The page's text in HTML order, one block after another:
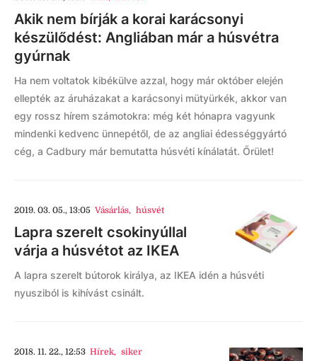
Akik nem bírják a korai karácsonyi
készülődést: Angliában már a húsvétra
gyúrnak
Ha nem voltatok kibékülve azzal, hogy már október elején
ellepték az áruházakat a karácsonyi mütyürkék, akkor van
egy rossz hírem számotokra: még két hónapra vagyunk
mindenki kedvenc ünnepétől, de az angliai édességgyártó
cég, a Cadbury már bemutatta húsvéti kínálatát. Őrület!
2019. 03. 05., 13:05 Vásárlás, húsvét
Lapra szerelt csokinyúllal
várja a húsvétot az IKEA
A lapra szerelt bútorok királya, az IKEA idén a húsvéti
nyusziból is kihívást csinált.
2018. 11. 22., 12:53 Hírek, siker